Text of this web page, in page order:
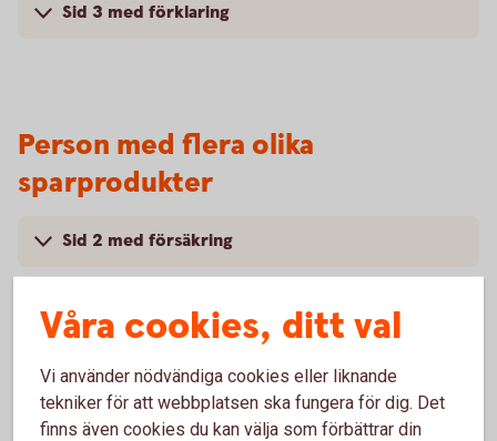
Sid 3 med förklaring
Person med flera olika
sparprodukter
Sid 2 med försäkring
Våra cookies, ditt val
Vi använder nödvändiga cookies eller liknande
tekniker för att webbplatsen ska fungera för dig. Det
finns även cookies du kan välja som förbättrar din